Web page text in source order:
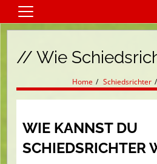
Mannschaften
Schiedsrichter
// Wie
Home Schiedsrichter
WIE KANNST DU
SCHIEDSRICHTER